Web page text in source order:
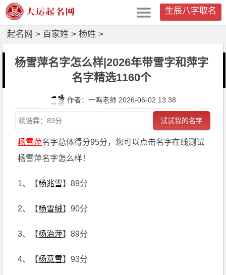
生辰八字取名
起名网 > 百家姓 >杨姓 >
杨雪萍名字怎么样|2026年带雪字和萍字
名字精选1160个
作者：一鸣老师 2026-06-02 13:38
试试我的名字
杨雪萍名字总体得分95分，您可以点击名字在线测试
杨雪萍名字怎么样！
1、【杨兆雪】89分
2、【杨雪绒】90分
3、【杨治萍】89分
4、【杨意雪】93分